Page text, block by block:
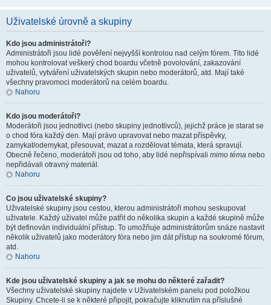
Uživatelské úrovně a skupiny
Kdo jsou administrátoři?
Administrátoři jsou lidé pověření nejvyšší kontrolou nad celým fórem. Tito lidé
mohou kontrolovat veškerý chod boardu včetně povolování, zakazování
uživatelů, vytváření uživatelských skupin nebo moderátorů, atd. Mají také
všechny pravomoci moderátorů na celém boardu.
Nahoru
Kdo jsou moderátoři?
Moderátoři jsou jednotlivci (nebo skupiny jednotlivců), jejichž práce je starat se
o chod fóra každý den. Mají právo upravovat nebo mazat příspěvky,
zamykat/odemykat, přesouvat, mazat a rozdělovat témata, která spravují.
Obecně řečeno, moderátoři jsou od toho, aby lidé nepřispívali mimo téma nebo
nepřidávali otravný materiál.
Nahoru
Co jsou uživatelské skupiny?
Uživatelské skupiny jsou cestou, kterou administrátoři mohou seskupovat
uživatele. Každý uživatel může patřit do několika skupin a každé skupině může
být definován individuální přístup. To umožňuje administrátorům snáze nastavit
několik uživatelů jako moderátory fóra nebo jim dát přístup na soukromé fórum,
atd.
Nahoru
Kde jsou uživatelské skupiny a jak se mohu do některé zařadit?
Všechny uživatelské skupiny najdete v Uživatelském panelu pod položkou
Skupiny. Chcete-li se k některé připojit, pokračujte kliknutím na příslušné